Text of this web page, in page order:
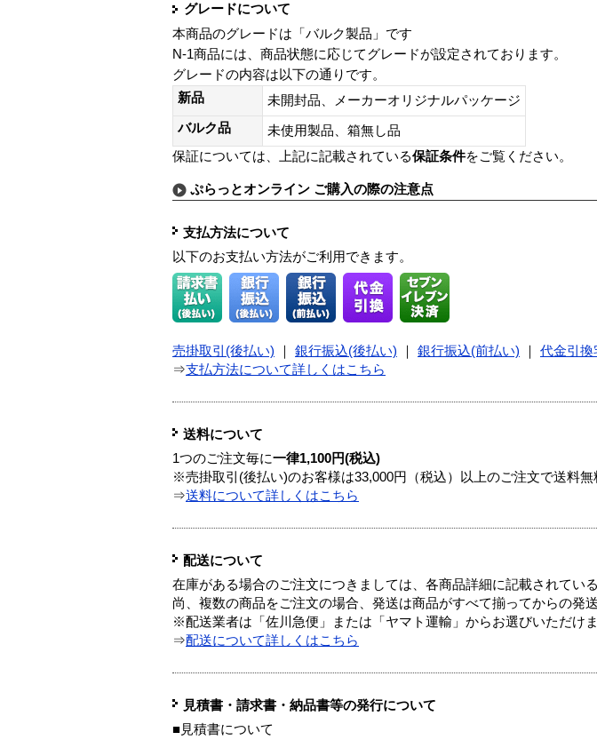
グレードについて
本商品のグレードは「バルク製品」です
N-1商品には、商品状態に応じてグレードが設定されております。
グレードの内容は以下の通りです。
新品
未開封品、メーカーオリジナルパッケージ
バルク品
未使用製品、箱無し品
保証については、上記に記載されている保証条件をご覧ください。
ぷらっとオンライン ご購入の際の注意点
支払方法について
以下のお支払い方法がご利用できます。
売掛取引(後払い) 銀行振込(後払い) 銀行振込(前払い) 代金引換
⇒支払方法について詳しくはこちら
送料について
1つのご注文毎に一律1,100円(税込)
※売掛取引(後払い)のお客様は33,000円（税込）以上のご注文で送料無
⇒送料について詳しくはこちら
配送について
在庫がある場合のご注文につきましては、各商品詳細に記載されてい
尚、複数の商品をご注文の場合、発送は商品がすべて揃ってからの発送
※配送業者は「佐川急便」または「ヤマト運輸」からお選びいただけ
⇒配送について詳しくはこちら
見積書・請求書・納品書等の発行について
■見積書について